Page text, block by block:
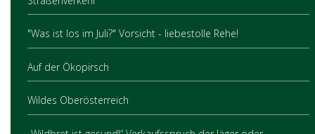
"Was ist los im Juli?" Vorsicht - liebestolle Rehe!
Auf der Ökopirsch
Wildes Oberösterreich